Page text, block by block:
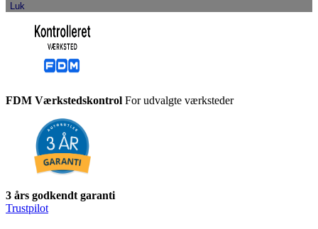
Luk
FDM Værkstedskontrol For udvalgte værksteder
3 års godkendt garanti
Trustpilot